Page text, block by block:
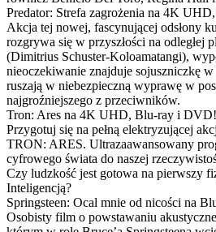
Predator: Strefa zagrożenia na 4K
Akcja tej nowej, fascynującej odsłony
rozgrywa się w przyszłości na odległej
(Dimitrius Schuster-Koloamatangi),
nieoczekiwanie znajduje sojuszniczkę
ruszają w niebezpieczną wyprawę w
najgroźniejszego z przeciwników.
Tron: Ares na 4K UHD, Blu-ray i DVD!
Przygotuj się na pełną elektryzującej
TRON: ARES. Ultrazaawansowany
cyfrowego świata do naszej
Czy ludzkość jest gotowa na pierwszy
Inteligencją?
Springsteen: Ocal mnie od nicości na
Osobisty film o powstawaniu